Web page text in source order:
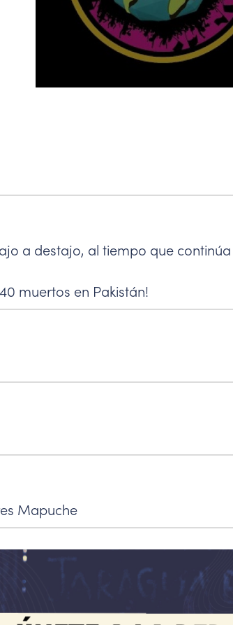
a destajo, al tiempo que
muertos en Pakistán!
Mapuche